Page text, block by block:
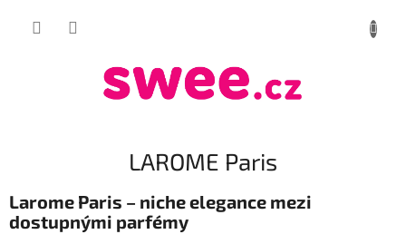
LAROME Paris
Larome Paris – niche elegance mezi
dostupnými parfémy